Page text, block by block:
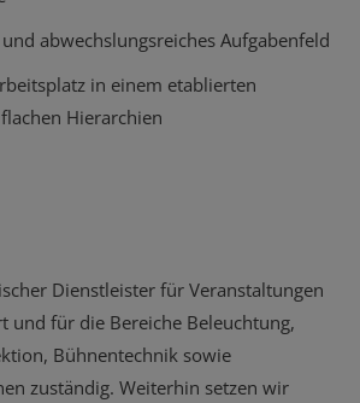
abwechslungsreiches Aufgabenfeld
in einem etablierten
Hierarchien
Dienstleister für Veranstaltungen
und für die Bereiche Beleuchtung,
Bühnentechnik sowie
zuständig. Weiterhin setzen wir